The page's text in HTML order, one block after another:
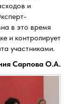
и
в это время
и контролирует
участниками.
Сарпова О.А.